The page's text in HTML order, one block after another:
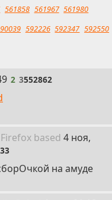
561858 561967 561980
592226 592347 592550
2 3552862
Firefoxbased 3
4 ноя,
на амуде